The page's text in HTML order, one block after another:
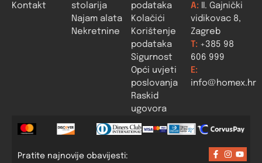
Kontakt
stolarija
Najam alata
Nekretnine
podataka
Kolačići
Korištenje
podataka
Sigurnost
Opći uvjeti
poslovanja
Raskid
ugovora
A: II. Gajnički
vidikovac 8,
Zagreb
T: +385 98
606 999
E:
info@homex.hr
Pratite najnovije obavijesti: